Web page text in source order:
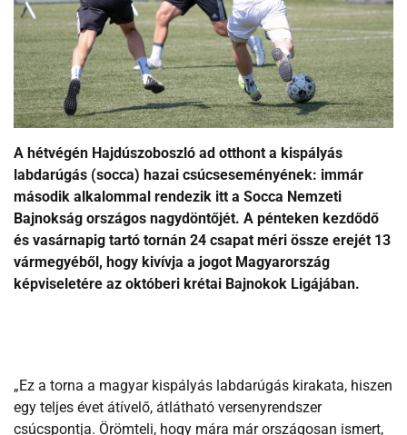
A hétvégén Hajdúszoboszló ad otthont a kispályás
labdarúgás (socca) hazai csúcseseményének: immár
második alkalommal rendezik itt a Socca Nemzeti
Bajnokság országos nagydöntőjét. A pénteken kezdődő
és vasárnapig tartó tornán 24 csapat méri össze erejét 13
vármegyéből, hogy kivívja a jogot Magyarország
képviseletére az októberi krétai Bajnokok Ligájában.
„Ez a torna a magyar kispályás labdarúgás kirakata, hiszen
egy teljes évet átívelő, átlátható versenyrendszer
csúcspontja. Örömteli, hogy mára már országosan ismert,